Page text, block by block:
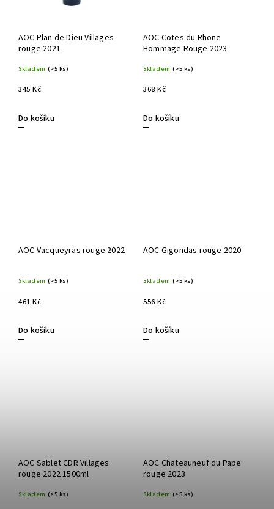
AOC Plan de Dieu Villages
rouge 2021
Skladem (>5 ks)
345 Kč
Do košíku
AOC Cotes du Rhone
Hommage Rouge 2023
Skladem (>5 ks)
368 Kč
Do košíku
AOC Vacqueyras rouge 2022
Skladem (>5 ks)
461 Kč
Do košíku
AOC Gigondas rouge 2020
Skladem (>5 ks)
556 Kč
Do košíku
AOC Sablet CDR Villages
rouge 2022 1500ml
Skladem (>5 ks)
AOC Chateauneuf du Pape
rouge 2023
Skladem (>5 ks)